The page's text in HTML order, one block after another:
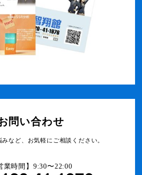
問い合わせ
など、お気軽にご相談ください。
業時間】9:30〜22:00